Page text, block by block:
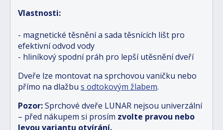
Vlastnosti:
- magnetické těsnění a sada těsnících lišt pro
efektivní odvod vody
- hliníkový spodní práh pro lepší utěsnění dveří
Dveře lze montovat na sprchovou vaničku nebo
přímo na dlažbu s odtokovým žlabem.
Pozor:Sprchové dveře LUNAR nejsou univerzální
– před nákupem si prosím zvolte pravou nebo
levou variantu otvírání.